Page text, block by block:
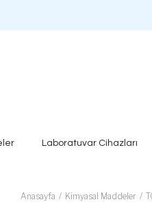
Laboratuvar Cihazları
Anasayfa Kimyasal Maddeler